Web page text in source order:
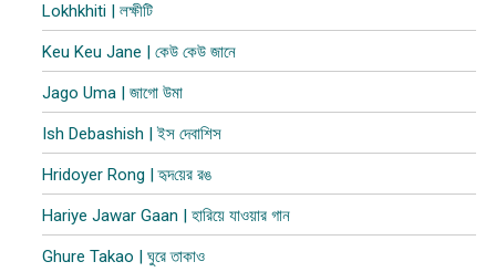
Lokhkhiti | লক্ষীটি
Keu Keu Jane | কেউ কেউ জানে
Jago Uma | জাগো উমা
Ish Debashish | ইস দেবাশিস
Hridoyer Rong | হৃদ​য়ের রঙ
Hariye Jawar Gaan | হারিয়ে যাওয়ার গান
Ghure Takao | ঘুরে তাকাও